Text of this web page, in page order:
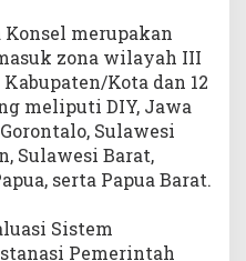
merupakan
zona wilayah III
Kota dan 12
meliputi DIY, Jawa
Sulawesi
Sulawesi Barat,
serta Papua Barat.
Sistem
Pemerintah